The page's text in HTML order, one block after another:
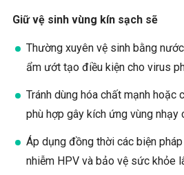
Giữ vệ sinh vùng kín sạch sẽ
Thường xuyên vệ sinh bằng
ẩm ướt tạo điều kiện cho virus
Tránh dùng hóa chất mạnh hoặc
phù hợp gây kích ứng vùng nhạy
Áp dụng đồng thời các biện
nhiễm HPV và bảo vệ sức khỏe